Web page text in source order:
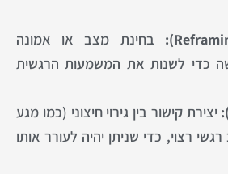
בחינת מצב או אמונה
כדי לשנות את המשמעות הרגשית
יצירת קישור בין גירוי חיצוני (כמו מגע
רצוי, כדי שניתן יהיה לעורר אותו